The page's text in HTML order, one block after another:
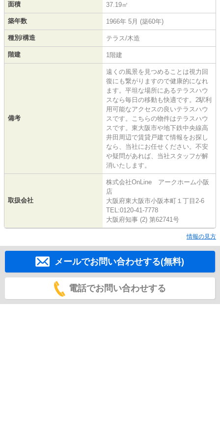
面積 37.19㎡
築年数 1966年 5月 (築60年)
種別/構造 テラス/木造
階建 1階建
備考
遠くの風景を見つめることは視力回
復にも繋がりますので健康的になれ
ます。平坦な場所にあるテラスハウ
スなら毎日の移動も快適です。2駅利
用可能なアクセスの良いテラスハウ
スです。こちらの物件はテラスハウ
スです。東大阪市や地下鉄中央線高
井田周辺で賃貸戸建て情報をお探し
なら、当社にお任せください。不安
や疑問があれば、当社スタッフが解
消いたします。
取扱会社
株式会社OnLine アークホーム小阪
店
大阪府東大阪市小阪本町１丁目2-6
TEL:0120-41-7778
大阪府知事 (2) 第62741号
情報の見方
メールでお問い合わせする(無料)
電話でお問い合わせする